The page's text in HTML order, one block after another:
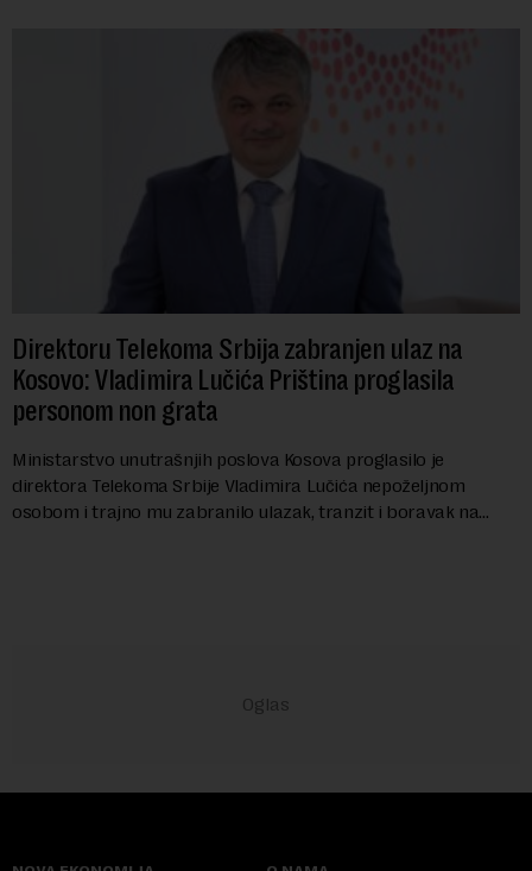
Direktoru Telekoma Srbija zabranjen ulaz na
Kosovo: Vladimira Lučića Priština proglasila
personom non grata
Ministarstvo unutrašnjih poslova Kosova proglasilo je
direktora Telekoma Srbije Vladimira Lučića nepoželjnom
osobom i trajno mu zabranilo ulazak, tranzit i boravak na